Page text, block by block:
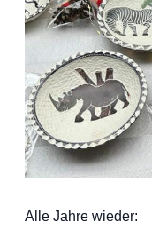
Alle Jahre wieder: